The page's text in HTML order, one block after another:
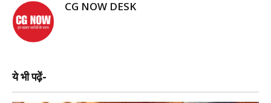
CG NOW DESK
ये भी पढ़ें-